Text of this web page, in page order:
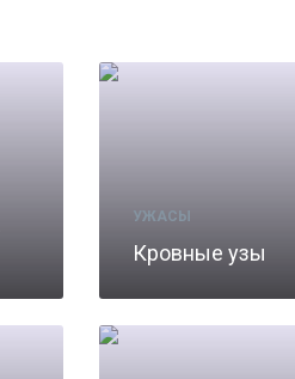
УЖАСЫ
Кровные узы